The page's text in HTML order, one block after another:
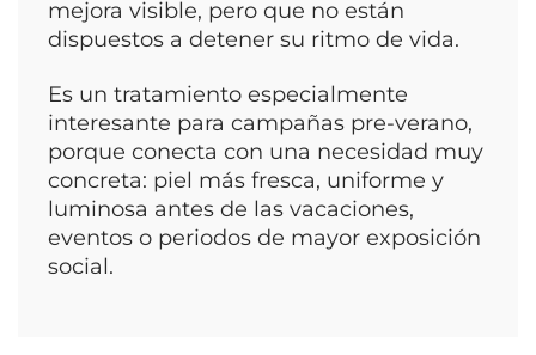
mejora visible, pero que no están
dispuestos a detener su ritmo de vida.
Es un tratamiento especialmente
interesante para campañas pre-verano,
porque conecta con una necesidad muy
concreta: piel más fresca, uniforme y
luminosa antes de las vacaciones,
eventos o periodos de mayor exposición
social.